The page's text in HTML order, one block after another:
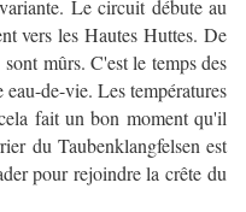
Le circuit débute au
vers les Hautes Huttes. De
mûrs. C'est le temps des
de-vie. Les températures
fait un bon moment qu'il
du Taubenklangfelsen est
pour rejoindre la crête du